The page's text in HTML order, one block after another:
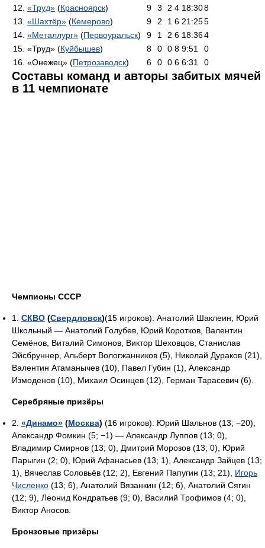
12. «Труд» (Красноярск) 9 3 2 4 18:308
13. «Шахтёр» (Кемерово) 9 2 1 6 21:255
14. «Металлург» (Первоуральск) 9 1 2 6 18:364
15. «Труд» (Куйбышев) 8 0 0 8 9:51
0
16. «Онежец» (Петрозаводск) 6 0 0 6 6:31 0
Составы команд и авторы забитых мячей
в 11 чемпионате
Чемпионы СССР
1. СКВО (Свердловск)(15 игроков): Анатолий Шаклеин, Юрий
Школьный — Анатолий Голубев, Юрий Коротков, Валентин
Семёнов, Виталий Симонов, Виктор Шеховцов, Станислав
Эйсбруннер, Альберт Вологжанников (5), Николай Дураков (21),
Валентин Атаманычев (10), Павел Губин (1), Александр
Измоденов (10), Михаил Осинцев (12), Герман Тарасевич (6).
Серебряные призёры
2. «Динамо» (Москва) (16 игроков): Юрий Шальнов (13; −20),
Александр Фомкин (5; −1) — Александр Луппов (13; 0),
Владимир Смирнов (13; 0), Дмитрий Морозов (13; 0), Юрий
Парыгин (2; 0), Юрий Афанасьев (13; 1), Александр Зайцев (13;
1), Вячеслав Соловьёв (12; 2), Евгений Папугин (13; 21), Игорь
Численко (13; 6), Анатолий Вязанкин (12; 6), Анатолий Сягин
(12; 9), Леонид Кондратьев (9; 0), Василий Трофимов (4; 0),
Виктор Аносов.
Бронзовые призёры